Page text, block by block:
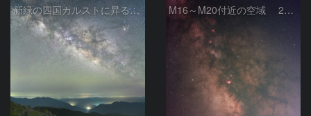
新緑の四国カルストに昇る天の川銀河中心部 M16～M20付近の空域 260518